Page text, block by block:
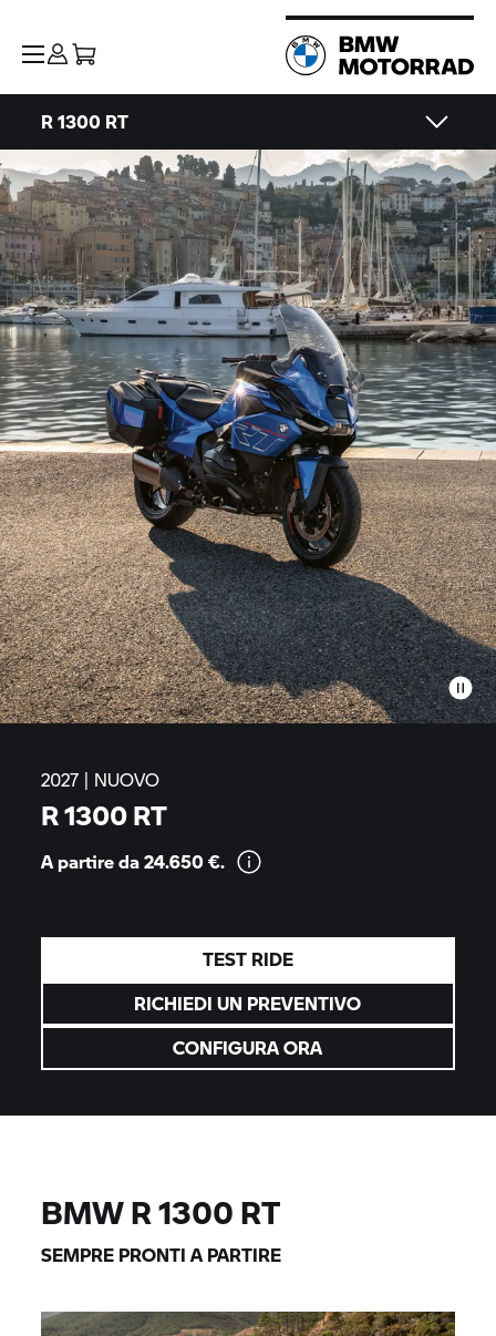
R 1300 RT
2027 | NUOVO
R 1300 RT
A partire da 24.650€.
TEST RIDE
RICHIEDI UN PREVENTIVO
CONFIGURA ORA
BMW R 1300 RT
SEMPRE PRONTI A PARTIRE